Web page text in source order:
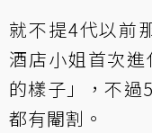
就不提4代以前
酒店小姐首次
的樣子」，不過
都有閹割。